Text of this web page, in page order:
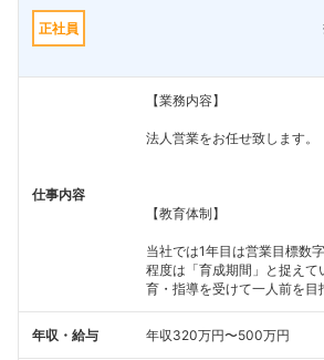
正社員
仕事内容
【業務内容】
法人営業をお任せ致します。
【教育体制】
当社では1年目は営業目標数
程度は「育成期間」と捉えて
育・指導を受けて一人前を目
年収・給与 年収320万円〜500万円